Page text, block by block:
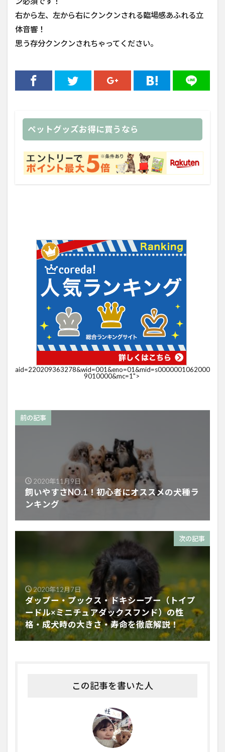
右から左、左から右にクンクンされる臨場感あふれる立
体音響！
思う存分クンクンされちゃってください。
ペットグッズお得に買うなら
aid=220209363278&wid=001&eno=01&mid=s0000001062000
9010000&mc=1">
前の記事
2020年11月9日
飼いやすさNO.1！初心者にオススメの犬種ラ
ンキング
次の記事
2020年12月7日
ダップー・プックス・ドキシープー（トイプ
ードル×ミニチュアダックスフンド）の性
格・成犬時の大きさ・寿命を徹底解説！
この記事を書いた人